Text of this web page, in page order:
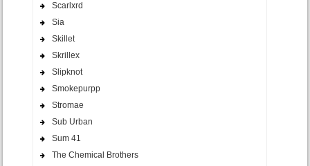
Scarlxrd
Sia
Skillet
Skrillex
Slipknot
Smokepurpp
Stromae
Sub Urban
Sum 41
The Chemical Brothers